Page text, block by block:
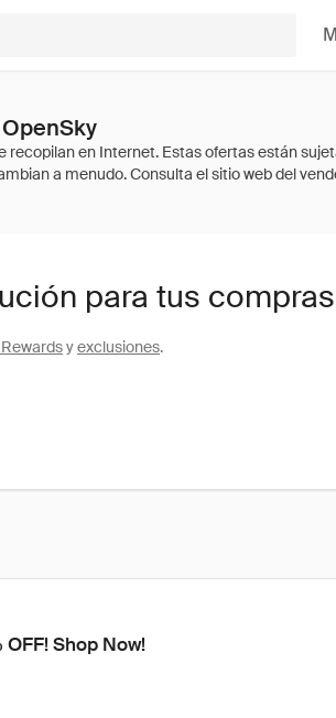
para tus
yexclusiones.
Shop Now!